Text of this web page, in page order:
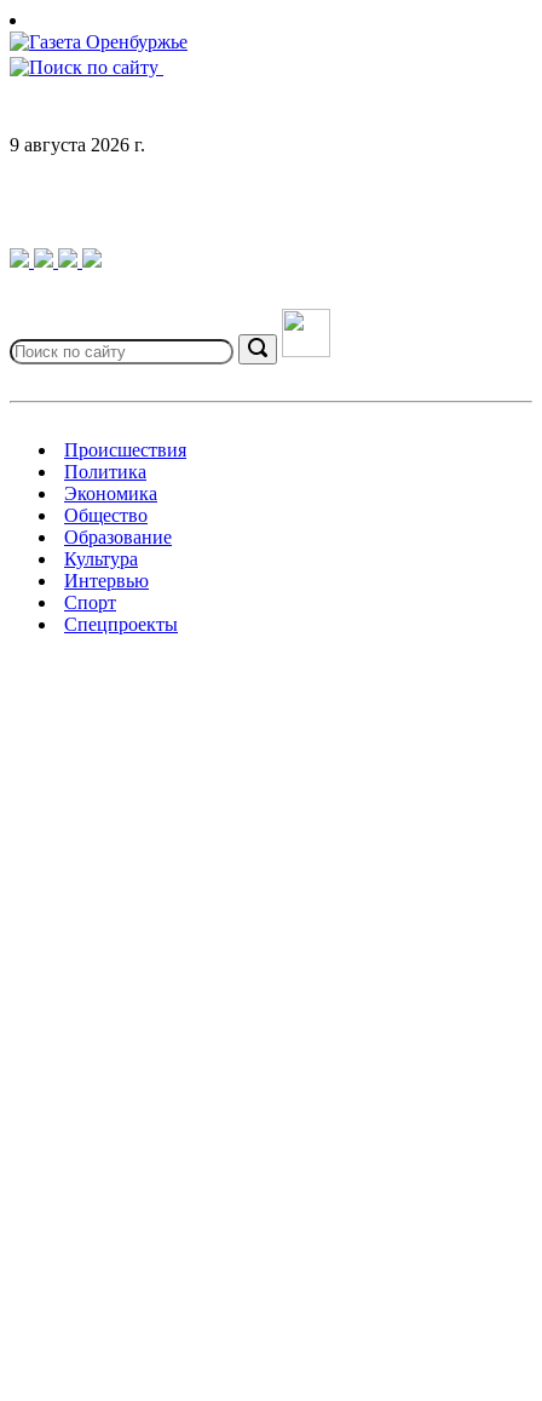
Skip
to
content
9 августа 2026 г.
for:
Search
Происшествия
Политика
Экономика
Общество
Образование
Культура
Интервью
Спорт
Спецпроекты